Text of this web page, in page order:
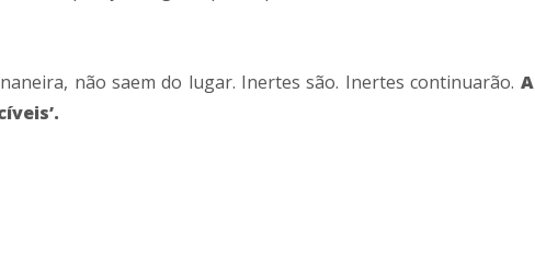
não saem do lugar. Inertes são. Inertes continuarão. A